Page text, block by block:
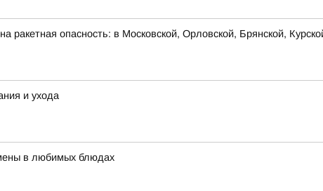
ракетная опасность: в Московской, Орловской, Брянской,
и ухода
в любимых блюдах